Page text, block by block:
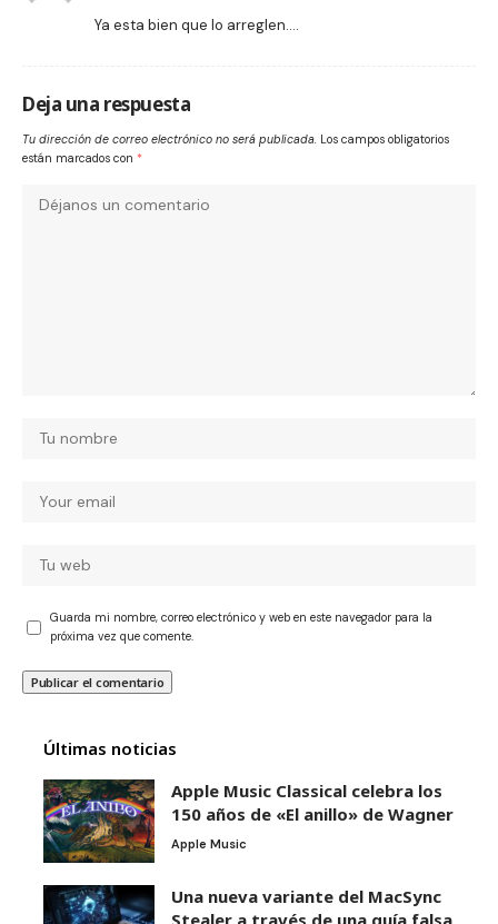
Ya esta bien que lo arreglen….
Deja una respuesta
Tu dirección de correo electrónico no será publicada. Los campos obligatorios
están marcados con *
Guarda mi nombre, correo electrónico y web en este navegador para la
próxima vez que comente.
Últimas noticias
Apple Music Classical celebra los
150 años de «El anillo» de Wagner
Apple Music
Una nueva variante del MacSync
Stealer a través de una guía falsa